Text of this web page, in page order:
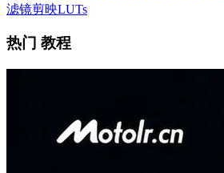
滤镜剪映LUTs
热门 教程